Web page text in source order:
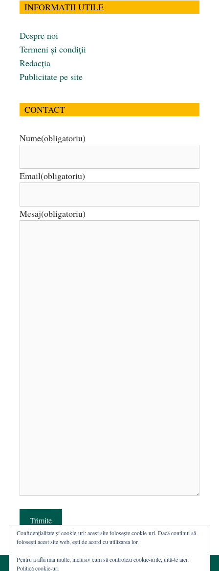
INFORMATII UTILE
Despre noi
Termeni și condiții
Redacția
Publicitate pe site
CONTACT
Nume(obligatoriu)
Email(obligatoriu)
Mesaj(obligatoriu)
Trimite
Confidențialitate și cookie-uri: acest site folosește cookie-uri. Dacă continui să
folosești acest site web, ești de acord cu utilizarea lor.
Pentru a afla mai multe, inclusiv cum să controlezi cookie-urile, uită-te aici:
Politică cookie-uri